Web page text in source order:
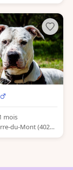
mois
du-Mont (4028